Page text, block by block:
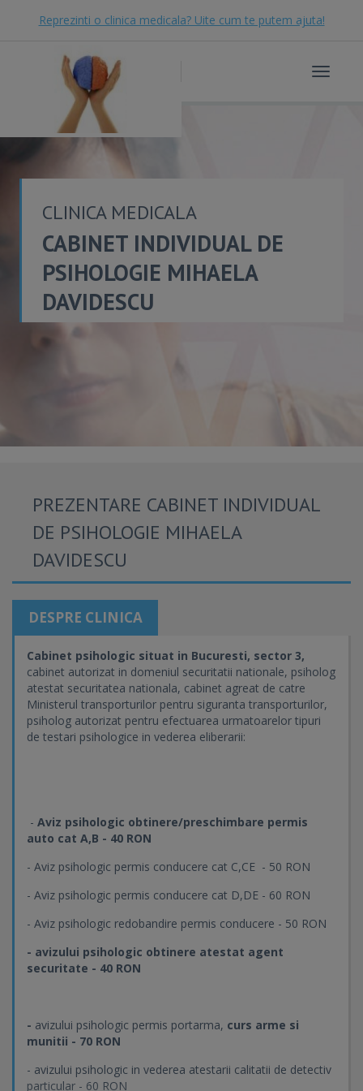
Reprezinti o clinica medicala? Uite cum te putem ajuta!
Toggle
CLINICA MEDICALA
CABINET INDIVIDUAL DE
PSIHOLOGIE MIHAELA
DAVIDESCU
PREZENTARE CABINET INDIVIDUAL
DE PSIHOLOGIE MIHAELA
DAVIDESCU
DESPRE CLINICA
Cabinet psihologic situat in Bucuresti, sector 3,
cabinet autorizat in domeniul securitatii nationale, psiholog
atestat securitatea nationala, cabinet agreat de catre
Ministerul transporturilor pentru siguranta transporturilor,
psiholog autorizat pentru efectuarea urmatoarelor tipuri
de testari psihologice in vederea eliberarii:
- Aviz psihologic obtinere/preschimbare permis
auto cat A,B - 40 RON
- Aviz psihologic permis conducere cat C,CE - 50 RON
- Aviz psihologic permis conducere cat D,DE - 60 RON
- Aviz psihologic redobandire permis conducere - 50 RON
- avizului psihologic obtinere atestat agent
securitate - 40 RON
- avizului psihologic permis portarma, curs arme si
munitii - 70 RON
- avizului psihologic in vederea atestarii calitatii de detectiv
particular - 60 RON